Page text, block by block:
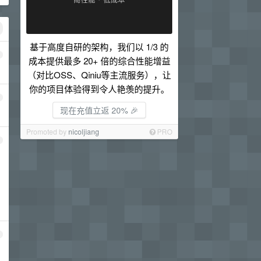
基于高度自研的架构，我们以 1/3 的
成本提供最多 20+ 倍的综合性能增益
（对比OSS、Qiniu等主流服务），让
你的项目体验得到令人艳羡的提升。
现在充值立返 20% 🎉
Promoted by nicoljiang PRO